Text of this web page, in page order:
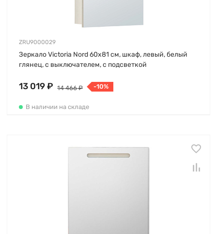
ZRU9000029
Зеркало Victoria Nord 60х81 см, шкаф, левый, белый
глянец, с выключателем, с подсветкой
13 019 ₽ 14 466 ₽ -10%
В наличии на складе